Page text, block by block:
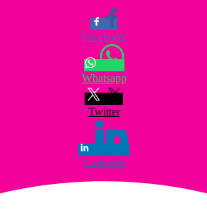
Facebook
Whatsapp
Twitter
Linkedin